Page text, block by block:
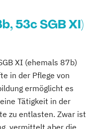
in der
für
53c SGB XI)
XI (ehemals 87b)
in der Pflege von
ermöglicht es
Tätigkeit in der
zu entlasten. Zwar ist
vermittelt aber die